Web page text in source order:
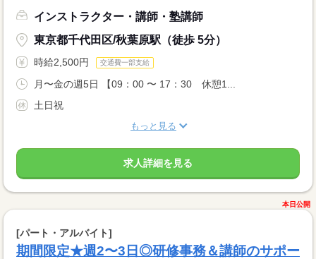
インストラクター・講師・塾講師
東京都千代田区/秋葉原駅（徒歩 5分）
時給2,500円 交通費一部支給
月〜金の週5日 【09：00 〜 17：30 休憩1...
土日祝
もっと見る
求人詳細を見る
本日公開
[パート・アルバイト]
期間限定★週2〜3日◎研修事務＆講師のサポー